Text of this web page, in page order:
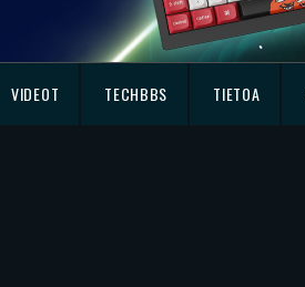
VIDEOT TECHBBS TIETOA